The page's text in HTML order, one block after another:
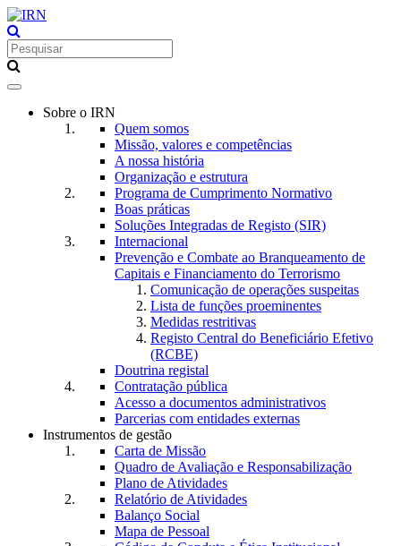
Toggle
navigationSobre o IRN
Quem somos
Missão, valores e competências
A nossa história
Organização e estrutura
Programa de Cumprimento Normativo
Boas práticas
Soluções Integradas de Registo (SIR)
Internacional
Prevenção e Combate ao Branqueamento de
Capitais e Financiamento do Terrorismo
Comunicação de operações suspeitas
Lista de funções proeminentes
Medidas restritivas
Registo Central do Beneficiário Efetivo
(RCBE)
Doutrina registal
Contratação pública
Acesso a documentos administrativos
Parcerias com entidades externas
Instrumentos de gestão
Carta de Missão
Quadro de Avaliação e Responsabilização
Plano de Atividades
Relatório de Atividades
Balanço Social
Mapa de Pessoal